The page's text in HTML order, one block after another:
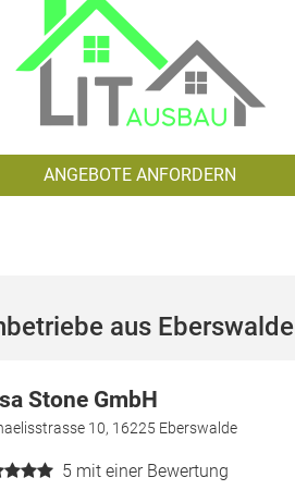
ANGEBOTE ANFORDERN
aus Eberswalde
Stone GmbH
10, 16225 Eberswalde
5 mit einer Bewertung